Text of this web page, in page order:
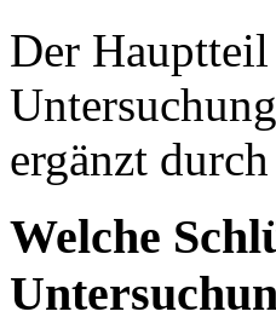
Der
ergänzt
Welche